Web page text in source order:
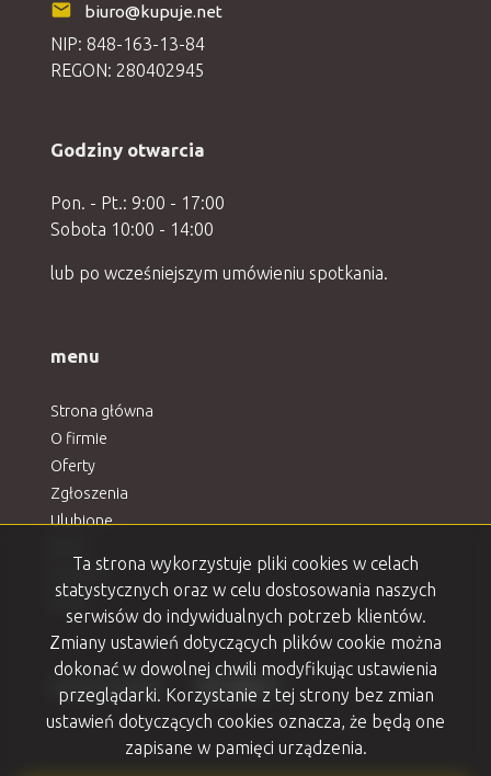
biuro@kupuje.net
NIP: 848-163-13-84
REGON: 280402945
Godziny otwarcia
Pon. - Pt.: 9:00 - 17:00
Sobota 10:00 - 14:00
lub po wcześniejszym umówieniu spotkania.
menu
Strona główna
O firmie
Oferty
Zgłoszenia
Ulubione
Kontakt
Rodo
social media Facebook
Facebook
Facebook
Facebook
Facebook
Ta strona wykorzystuje pliki cookies w celach
statystycznych oraz w celu dostosowania naszych
serwisów do indywidualnych potrzeb klientów.
Zmiany ustawień dotyczących plików cookie można
dokonać w dowolnej chwili modyfikując ustawienia
przeglądarki. Korzystanie z tej strony bez zmian
ustawień dotyczących cookies oznacza, że będą one
zapisane w pamięci urządzenia.